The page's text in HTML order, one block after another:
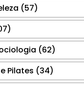
(57)
(62)
Pilates (34)